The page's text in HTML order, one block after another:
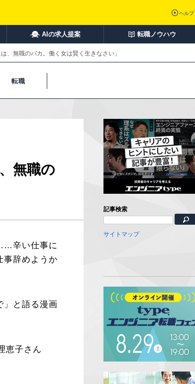
ヘルプ
AIの求人提案 転職ノウハウ
、無職のバカ。働く女は賢く生きなさい」
転職
無職の
辛い仕事に
事辞めようか
」と語る漫画
恵子さん
記事検索
サイトマップ